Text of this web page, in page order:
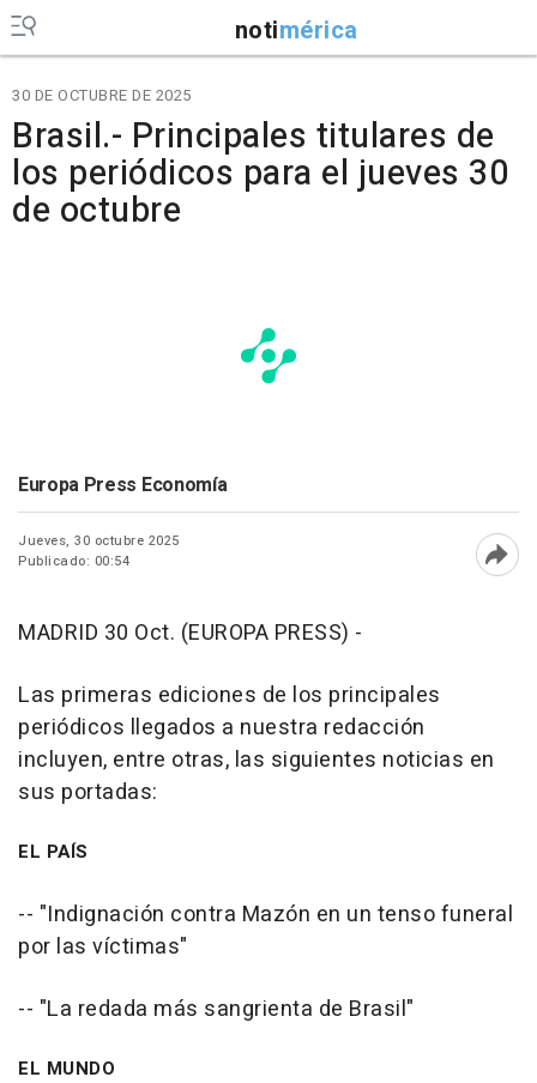
notimérica
30 DE OCTUBRE DE 2025
Brasil.- Principales titulares de
los periódicos para el jueves 30
de octubre
Europa Press Economía
Jueves, 30 octubre 2025
Publicado: 00:54
MADRID 30 Oct. (EUROPA PRESS) -
Las primeras ediciones de los principales
periódicos llegados a nuestra redacción
incluyen, entre otras, las siguientes noticias en
sus portadas:
EL PAÍS
-- "Indignación contra Mazón en un tenso funeral
por las víctimas"
-- "La redada más sangrienta de Brasil"
EL MUNDO